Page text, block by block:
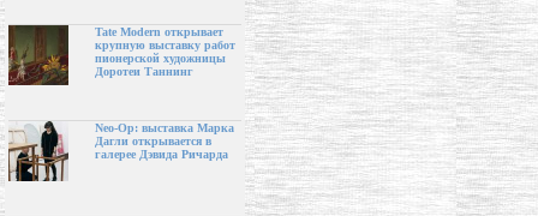
Tate Modern открывает
крупную выставку работ
пионерской художницы
Доротеи Таннинг
Neo-Op: выставка Марка
Дагли открывается в
галерее Дэвида Ричарда